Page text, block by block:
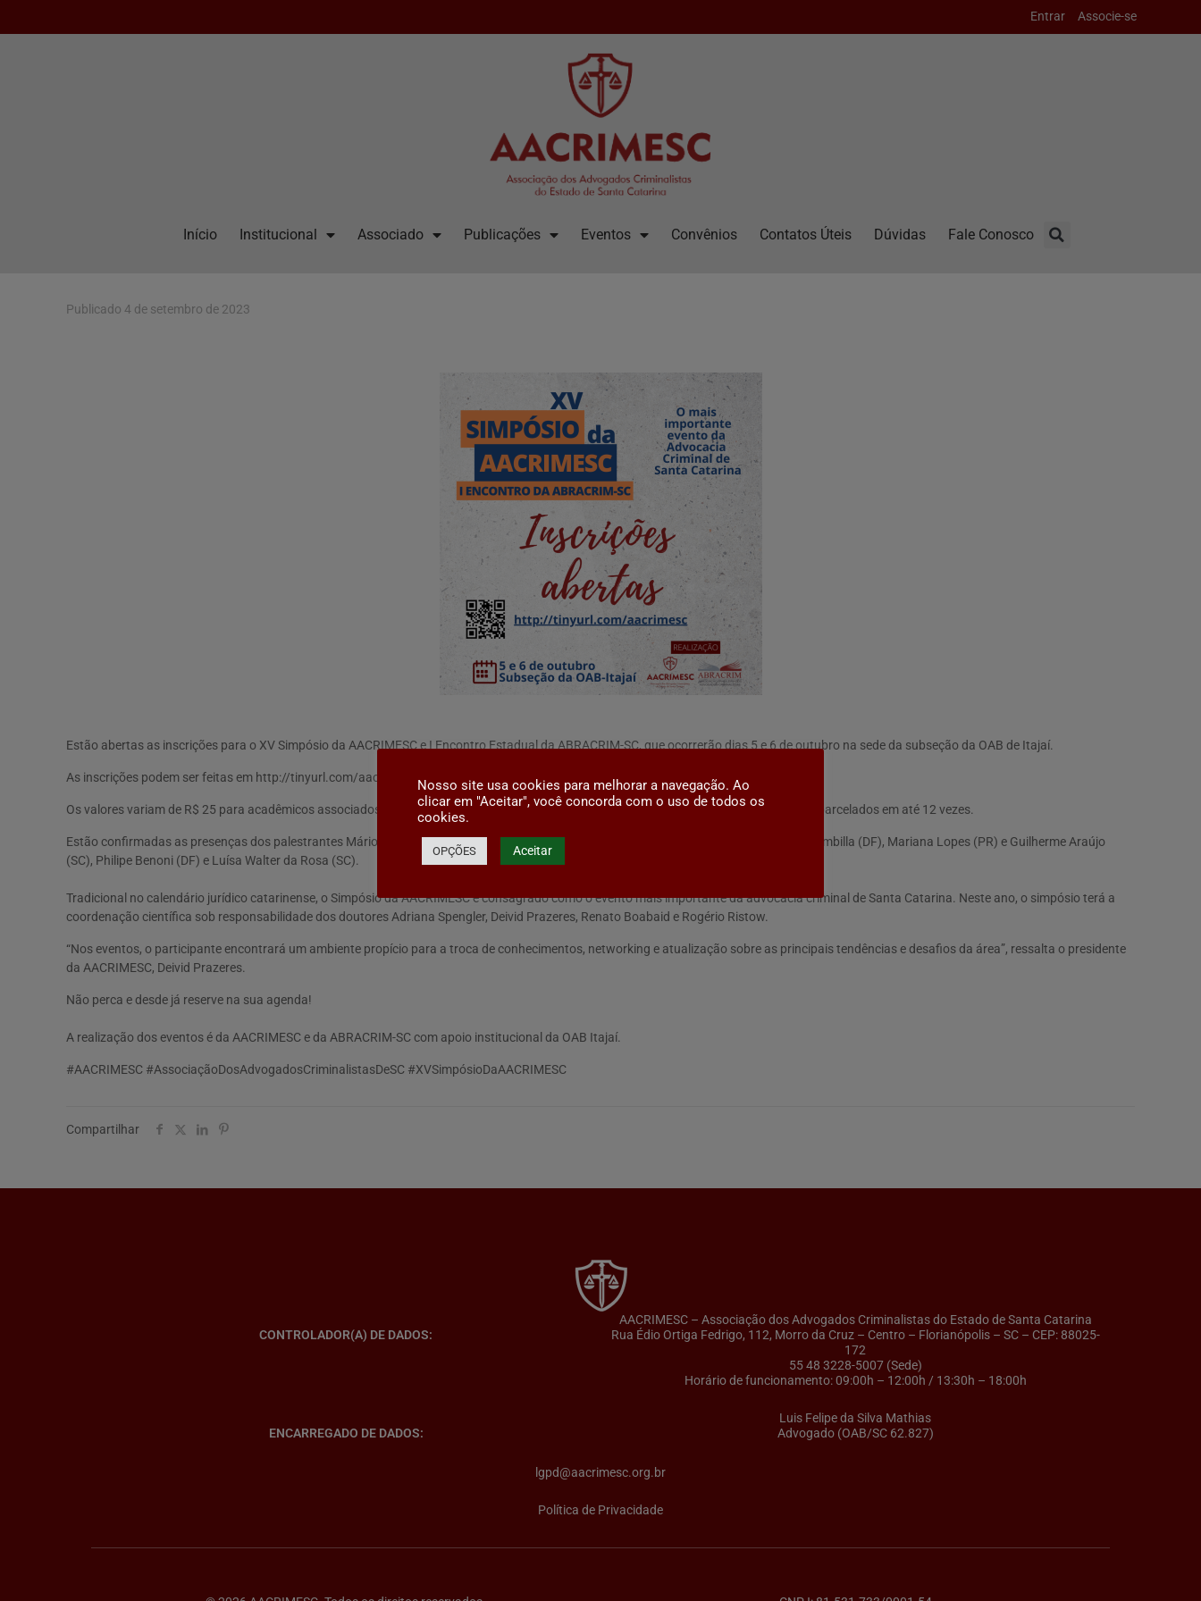
Entrar Associe-se
Início Institucional Associado Publicações Eventos Convênios Contatos Úteis Dúvidas Fale Conosco
Publicado 4 de setembro de 2023
Estão abertas as inscrições para o XV Simpósio da AACRIMESC e I Encontro Estadual da ABRACRIM-SC, que ocorrerão dias 5 e 6 de outubro na sede da subseção da OAB de Itajaí.
As inscrições podem ser feitas em http://tinyurl.com/aacrimesc
Os valores variam de R$ 25 para acadêmicos associados da AACRIMESC e ABRACRIM-SC a R$ 100 para o público em geral e podem ser parcelados em até 12 vezes.
Estão confirmadas as presenças dos palestrantes Mário de Oliveira Filho (SP), Thaise Mattar Assad (PR), Thiago Minagé (RJ), Marília Brambilla (DF), Mariana Lopes (PR) e Guilherme Araújo
(SC), Philipe Benoni (DF) e Luísa Walter da Rosa (SC).
Tradicional no calendário jurídico catarinense, o Simpósio da AACRIMESC é consagrado como o evento mais importante da advocacia criminal de Santa Catarina. Neste ano, o simpósio terá a
coordenação científica sob responsabilidade dos doutores Adriana Spengler, Deivid Prazeres, Renato Boabaid e Rogério Ristow.
“Nos eventos, o participante encontrará um ambiente propício para a troca de conhecimentos, networking e atualização sobre as principais tendências e desafios da área”, ressalta o presidente
da AACRIMESC, Deivid Prazeres.
Não perca e desde já reserve na sua agenda!
A realização dos eventos é da AACRIMESC e da ABRACRIM-SC com apoio institucional da OAB Itajaí.
#AACRIMESC #AssociaçãoDosAdvogadosCriminalistasDeSC #XVSimpósioDaAACRIMESC
Compartilhar
CONTROLADOR(A) DE DADOS:
AACRIMESC – Associação dos Advogados Criminalistas do Estado de Santa Catarina
Rua Édio Ortiga Fedrigo, 112, Morro da Cruz – Centro – Florianópolis – SC – CEP: 88025-
172
55 48 3228-5007 (Sede)
Horário de funcionamento: 09:00h – 12:00h / 13:30h – 18:00h
ENCARREGADO DE DADOS:
Luis Felipe da Silva Mathias
Advogado (OAB/SC 62.827)
lgpd@aacrimesc.org.br
Política de Privacidade
Nosso site usa cookies para melhorar a navegação. Ao
clicar em "Aceitar", você concorda com o uso de todos os
cookies.
OPÇÕES Aceitar